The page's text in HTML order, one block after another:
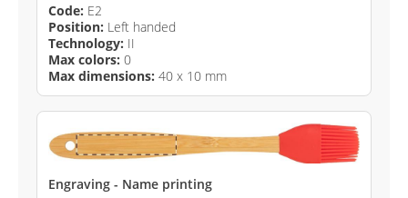
Code: E2
Position: Left handed
Technology: II
Max colors: 0
Max dimensions: 40 x 10 mm
Engraving - Name printing